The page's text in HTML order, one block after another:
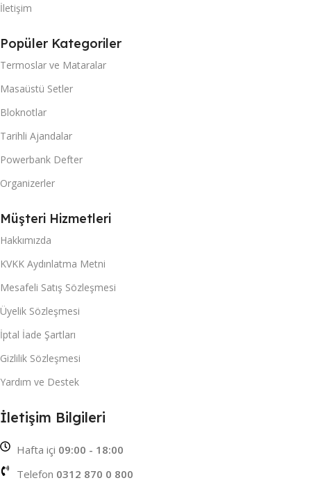
İletişim
Popüler Kategoriler
Termoslar ve Mataralar
Masaüstü Setler
Bloknotlar
Tarihli Ajandalar
Powerbank Defter
Organizerler
Müşteri Hizmetleri
Hakkımızda
KVKK Aydınlatma Metni
Mesafeli Satış Sözleşmesi
Üyelik Sözleşmesi
İptal İade Şartları
Gizlilik Sözleşmesi
Yardım ve Destek
İletişim Bilgileri
Hafta içi 09:00 - 18:00
Telefon 0312 870 0 800